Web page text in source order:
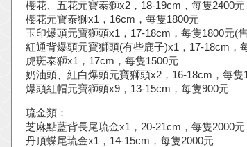
櫻花、五花元寶泰獅x2，18-19cm，每隻2400元
櫻花元寶泰獅x1，16cm，每隻1800元
玉印爆頭元寶獅頭x1，17-18cm，每隻1800元(
紅通背爆頭元寶獅頭(有些鹿子)x1，17-18cm，
虎斑泰獅x1，17cm，每隻1500元
奶油頭、紅白爆頭元寶獅頭x2，16-18cm，每隻
爆頭紅帽元寶獅頭x9，13-15cm，每隻900元
琉金類：
芝麻點藍背長尾琉金x1，20-21cm，每隻2000元
丹頂蝶尾琉金x1，14-15cm，每隻2000元